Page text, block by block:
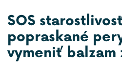
SOS
popraskané
vymeniť balzam